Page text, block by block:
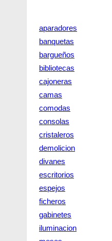
aparadores
banquetas
bargueños
bibliotecas
cajoneras
camas
comodas
consolas
cristaleros
demolicion
divanes
escritorios
espejos
ficheros
gabinetes
iluminacion